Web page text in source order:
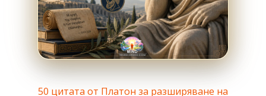
50 цитата от Платон за разширяване на